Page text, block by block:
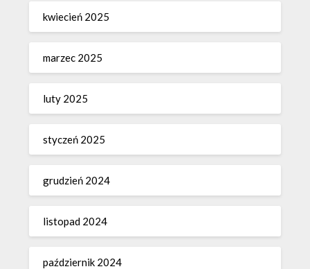
kwiecień 2025
marzec 2025
luty 2025
styczeń 2025
grudzień 2024
listopad 2024
październik 2024